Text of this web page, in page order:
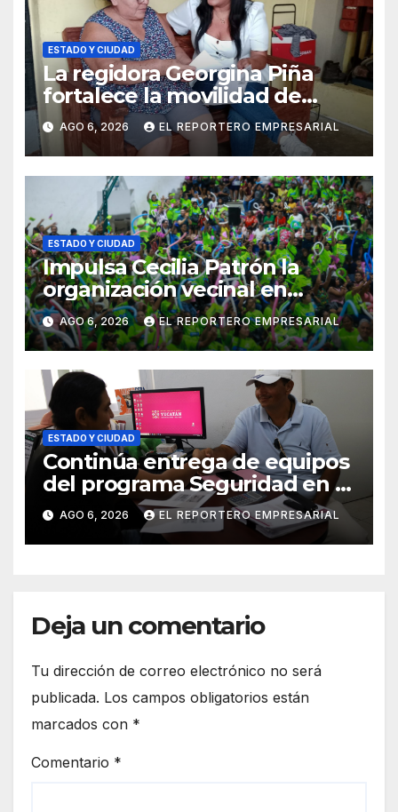
ESTADO Y CIUDAD
La regidora Georgina Piña
fortalece la movilidad de
adultos mayores con la
entrega de aparatos
ortopédicos
AGO 6, 2026 EL REPORTERO EMPRESARIAL
ESTADO Y CIUDAD
Impulsa Cecilia Patrón la
organización vecinal en
Mérida y suma a comités de
vigilancia en la prevención
social del delito
AGO 6, 2026 EL REPORTERO EMPRESARIAL
ESTADO Y CIUDAD
Continúa entrega de equipos
del programa Seguridad en el
Mar
AGO 6, 2026 EL REPORTERO EMPRESARIAL
Deja un comentario
Tu dirección de correo electrónico no será
publicada. Los campos obligatorios están
marcados con *
Comentario *